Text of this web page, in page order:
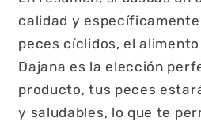
calidad y
peces cíclidos, el
Dajana es la elección
producto, tus peces
y saludables, lo que te